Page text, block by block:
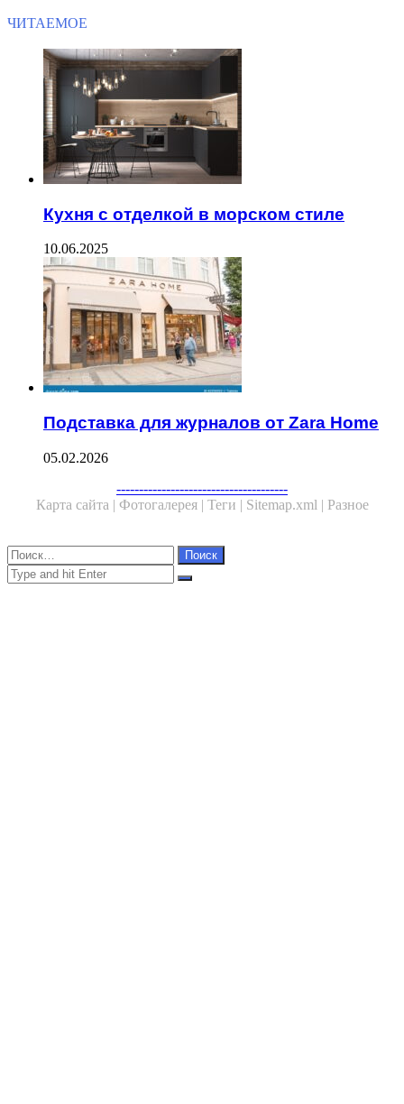
ЧИТАЕМОЕ
Кухня с отделкой в морском стиле
10.06.2025
Подставка для журналов от Zara Home
05.02.2026
--------------------------------------
Карта сайта | Фотогалерея | Теги | Sitemap.xml | Разное
Close
Найти:
Close
Search